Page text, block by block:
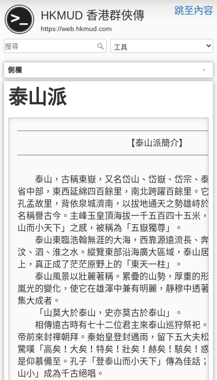
跳至內容
HKMUD 香港群俠傳
https://web.hkmud.com
側欄
泰山派
                         【泰山派簡介】
泰山，古稱東嶽，又名岱山、岱嶽、岱宗、泰
省中部，東西延綿四百餘里，南北跨躍百餘里。它
孔孟故里，背依泉城濟南，以拔地通天之勢雄峙於
名稱譽古今。主峰玉皇頂海拔一千五百四十五米，
山而小天下」之感，被稱為「五嶽獨尊」。
泰山東臨浩翰無涯的大海，西靠源遠流長、奔
汶、泗、淮之水。縱覽東部沿海廣大區域，泰山居
上，真正成了茫茫原野上的「東天一柱」。
泰山風景以壯麗著稱。累疊的山勢，厚重的形
嵐光的變化，使它在雄渾中兼有明麗，靜穆中透著
集大成者。
    「山莫大於泰山，史亦莫古於泰山」。
相傳遠古時有七十二位君主來泰山巡狩祭祀。
帝前來封禪朝拜。秦始皇登封遇雨，留下五大夫松
驚嘆「高矣！大矣！特矣！壯矣！赫矣！駭矣！惑
是仰慕備至。孔子「登泰山而小天下」傳為佳話；
山小」成為千古絕唱。